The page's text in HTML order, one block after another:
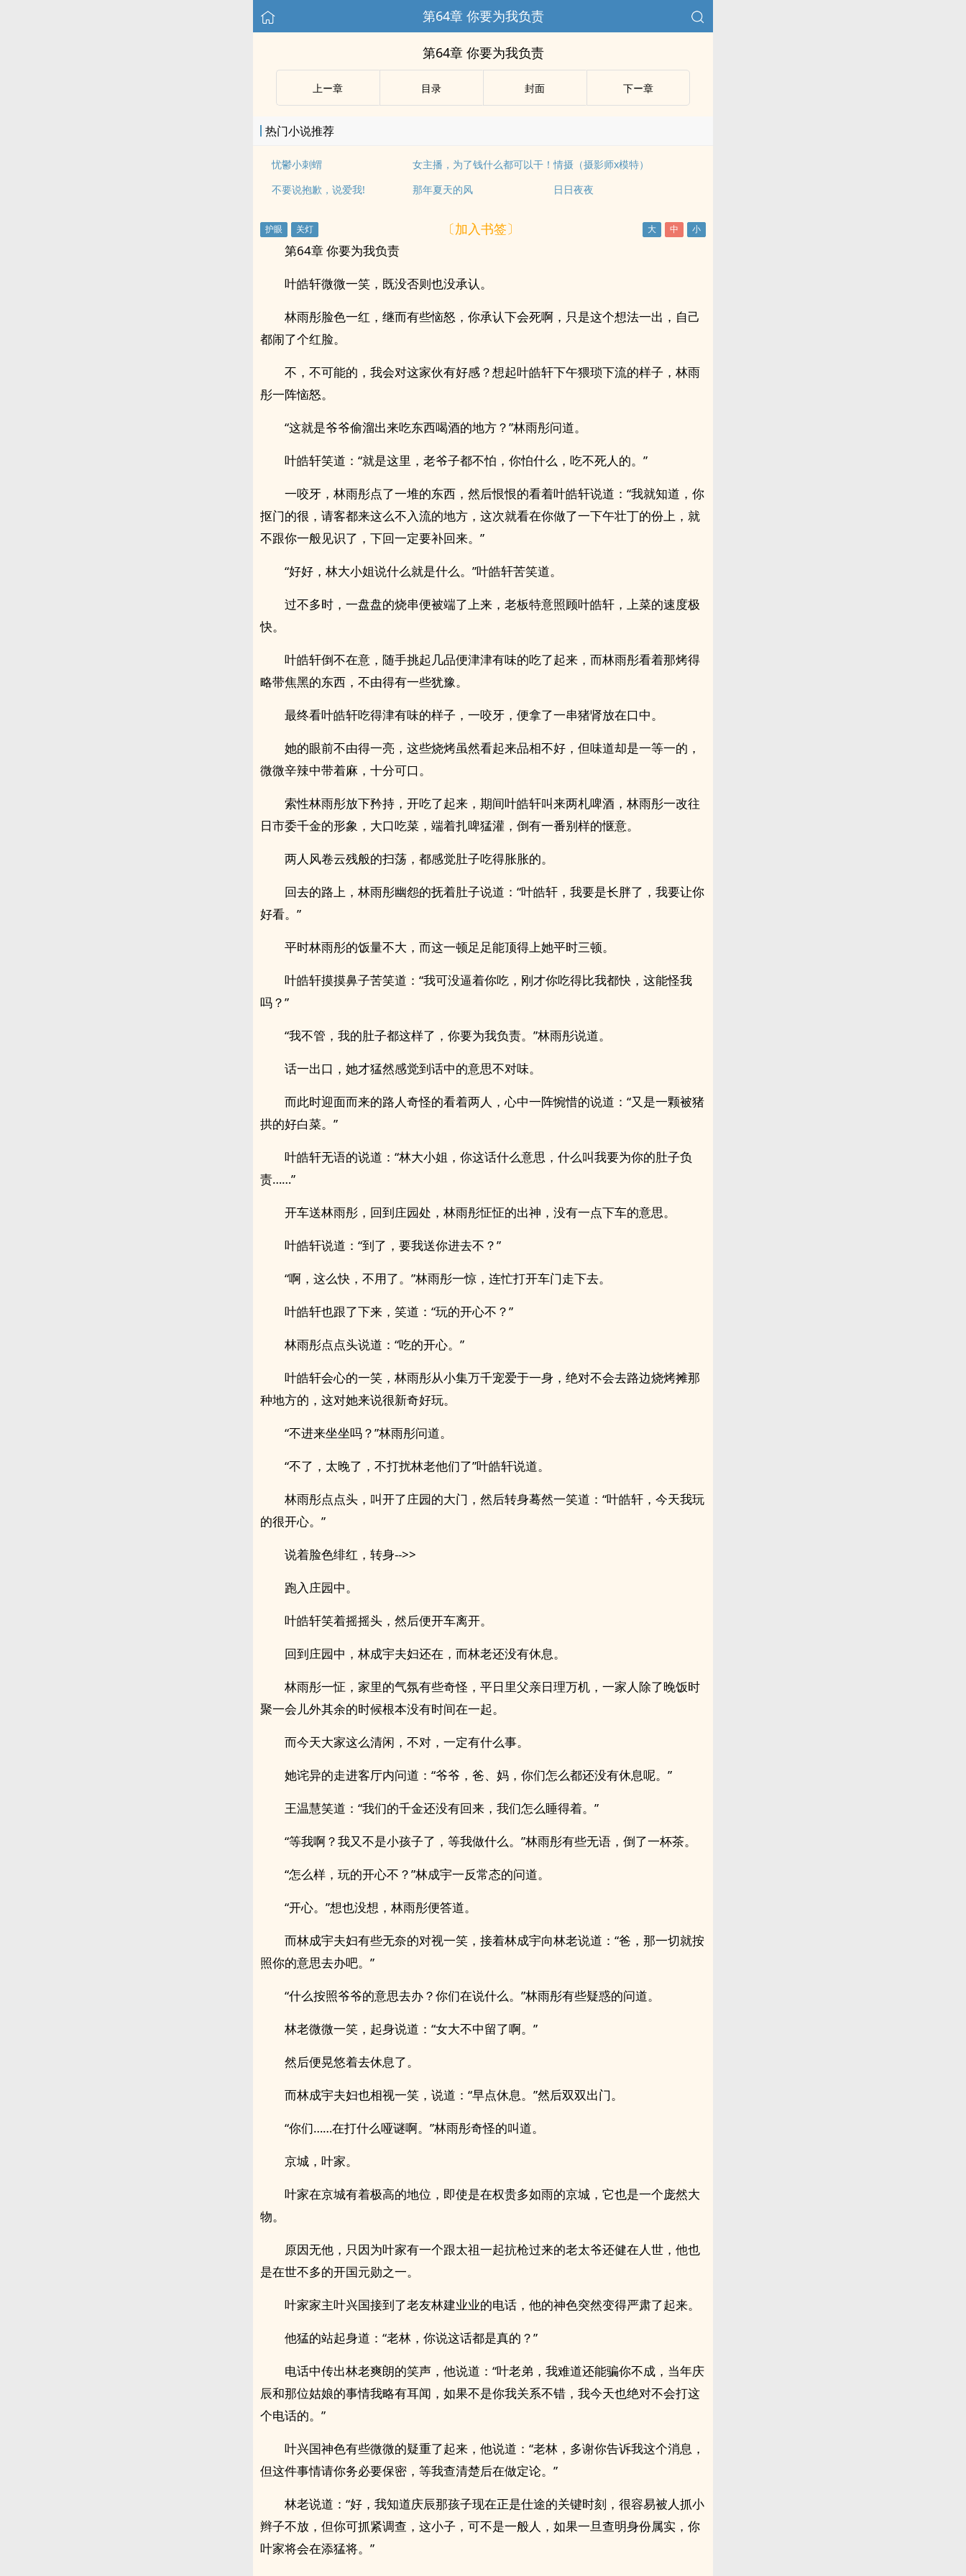
第64章 你要为我负责
第64章 你要为我负责
上ー章 目录 封面 下ー章
热门小说推荐
忧鬱小刺蝟 女主播，为了钱什么都可以干！ 情摄（摄影师x模特）
不要说抱歉，说爱我!
那年夏天的风 日日夜夜
〔加入书签〕
第64章 你要为我负责
叶皓轩微微一笑，既没否则也没承认。
林雨彤脸色一红，继而有些恼怒，你承认下会死啊，只是这个想法一出，自己
都闹了个红脸。
不，不可能的，我会对这家伙有好感？想起叶皓轩下午猥琐下流的样子，林雨
彤一阵恼怒。
“这就是爷爷偷溜出来吃东西喝酒的地方？”林雨彤问道。
叶皓轩笑道：“就是这里，老爷子都不怕，你怕什么，吃不死人的。”
一咬牙，林雨彤点了一堆的东西，然后恨恨的看着叶皓轩说道：“我就知道，你
抠门的很，请客都来这么不入流的地方，这次就看在你做了一下午壮丁的份上，就
不跟你一般见识了，下回一定要补回来。”
“好好，林大小姐说什么就是什么。”叶皓轩苦笑道。
过不多时，一盘盘的烧串便被端了上来，老板特意照顾叶皓轩，上菜的速度极
快。
叶皓轩倒不在意，随手挑起几品便津津有味的吃了起来，而林雨彤看着那烤得
略带焦黑的东西，不由得有一些犹豫。
最终看叶皓轩吃得津有味的样子，一咬牙，便拿了一串猪肾放在口中。
她的眼前不由得一亮，这些烧烤虽然看起来品相不好，但味道却是一等一的，
微微辛辣中带着麻，十分可口。
索性林雨彤放下矜持，开吃了起来，期间叶皓轩叫来两札啤酒，林雨彤一改往
日市委千金的形象，大口吃菜，端着扎啤猛灌，倒有一番别样的惬意。
两人风卷云残般的扫荡，都感觉肚子吃得胀胀的。
回去的路上，林雨彤幽怨的抚着肚子说道：“叶皓轩，我要是长胖了，我要让你
好看。”
平时林雨彤的饭量不大，而这一顿足足能顶得上她平时三顿。
叶皓轩摸摸鼻子苦笑道：“我可没逼着你吃，刚才你吃得比我都快，这能怪我
吗？”
“我不管，我的肚子都这样了，你要为我负责。”林雨彤说道。
话一出口，她才猛然感觉到话中的意思不对味。
而此时迎面而来的路人奇怪的看着两人，心中一阵惋惜的说道：“又是一颗被猪
拱的好白菜。”
叶皓轩无语的说道：“林大小姐，你这话什么意思，什么叫我要为你的肚子负
责……”
开车送林雨彤，回到庄园处，林雨彤怔怔的出神，没有一点下车的意思。
叶皓轩说道：“到了，要我送你进去不？”
“啊，这么快，不用了。”林雨彤一惊，连忙打开车门走下去。
叶皓轩也跟了下来，笑道：“玩的开心不？”
林雨彤点点头说道：“吃的开心。”
叶皓轩会心的一笑，林雨彤从小集万千宠爱于一身，绝对不会去路边烧烤摊那
种地方的，这对她来说很新奇好玩。
“不进来坐坐吗？”林雨彤问道。
“不了，太晚了，不打扰林老他们了”叶皓轩说道。
林雨彤点点头，叫开了庄园的大门，然后转身蓦然一笑道：“叶皓轩，今天我玩
的很开心。”
说着脸色绯红，转身-->>
跑入庄园中。
叶皓轩笑着摇摇头，然后便开车离开。
回到庄园中，林成宇夫妇还在，而林老还没有休息。
林雨彤一怔，家里的气氛有些奇怪，平日里父亲日理万机，一家人除了晚饭时
聚一会儿外其余的时候根本没有时间在一起。
而今天大家这么清闲，不对，一定有什么事。
她诧异的走进客厅内问道：“爷爷，爸、妈，你们怎么都还没有休息呢。”
王温慧笑道：“我们的千金还没有回来，我们怎么睡得着。”
“等我啊？我又不是小孩子了，等我做什么。”林雨彤有些无语，倒了一杯茶。
“怎么样，玩的开心不？”林成宇一反常态的问道。
“开心。”想也没想，林雨彤便答道。
而林成宇夫妇有些无奈的对视一笑，接着林成宇向林老说道：“爸，那一切就按
照你的意思去办吧。”
“什么按照爷爷的意思去办？你们在说什么。”林雨彤有些疑惑的问道。
林老微微一笑，起身说道：“女大不中留了啊。”
然后便晃悠着去休息了。
而林成宇夫妇也相视一笑，说道：“早点休息。”然后双双出门。
“你们……在打什么哑谜啊。”林雨彤奇怪的叫道。
京城，叶家。
叶家在京城有着极高的地位，即使是在权贵多如雨的京城，它也是一个庞然大
物。
原因无他，只因为叶家有一个跟太祖一起抗枪过来的老太爷还健在人世，他也
是在世不多的开国元勋之一。
叶家家主叶兴国接到了老友林建业业的电话，他的神色突然变得严肃了起来。
他猛的站起身道：“老林，你说这话都是真的？”
电话中传出林老爽朗的笑声，他说道：“叶老弟，我难道还能骗你不成，当年庆
辰和那位姑娘的事情我略有耳闻，如果不是你我关系不错，我今天也绝对不会打这
个电话的。”
叶兴国神色有些微微的疑重了起来，他说道：“老林，多谢你告诉我这个消息，
但这件事情请你务必要保密，等我查清楚后在做定论。”
林老说道：“好，我知道庆辰那孩子现在正是仕途的关键时刻，很容易被人抓小
辫子不放，但你可抓紧调查，这小子，可不是一般人，如果一旦查明身份属实，你
叶家将会在添猛将。”